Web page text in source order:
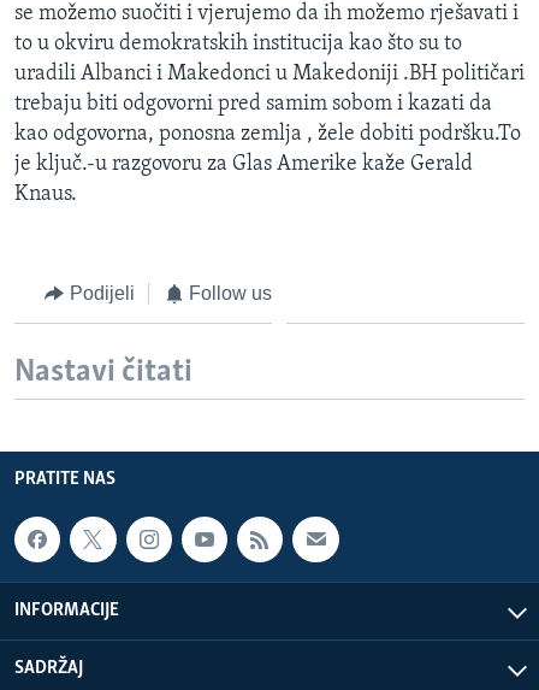
se možemo suočiti i vjerujemo da ih možemo rješavati i
to u okviru demokratskih institucija kao što su to
uradili Albanci i Makedonci u Makedoniji .BH političari
trebaju biti odgovorni pred samim sobom i kazati da
kao odgovorna, ponosna zemlja , žele dobiti podršku.To
je ključ.-u razgovoru za Glas Amerike kaže Gerald
Knaus.
Podijeli Follow us
Nastavi čitati
PRATITE NAS
INFORMACIJE
SADRŽAJ